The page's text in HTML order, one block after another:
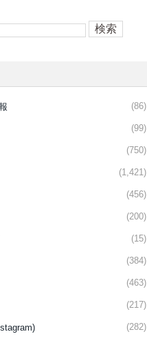
(86)
(99)
(750)
(1,421)
(456)
(200)
(15)
(384)
(463)
(217)
(282)